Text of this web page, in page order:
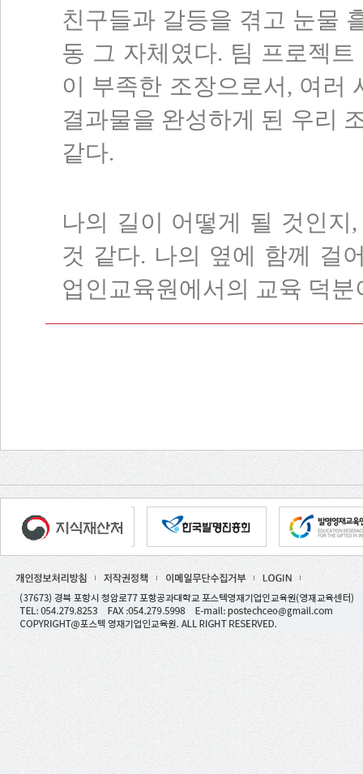
친구들과 갈등을 겪고 눈물
동 그 자체였다. 팀 프로젝
이 부족한 조장으로서, 여러
결과물을 완성하게 된 우리
같다.
나의 길이 어떻게 될 것인
것 같다. 나의 옆에 함께 걸
업인교육원에서의 교육 덕